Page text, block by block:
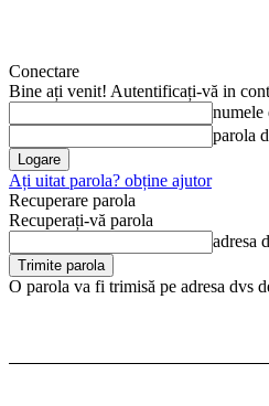
Conectare
Bine ați venit! Autentificați-vă in
numele
parola
Ați uitat parola? obține ajutor
Recuperare parola
Recuperați-vă parola
adresa
O parola va fi trimisă pe adresa dvs